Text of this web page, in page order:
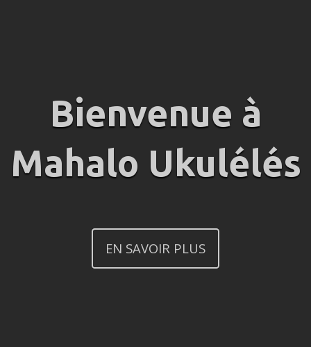
Bienvenue à
Mahalo Ukulélés
EN SAVOIR PLUS